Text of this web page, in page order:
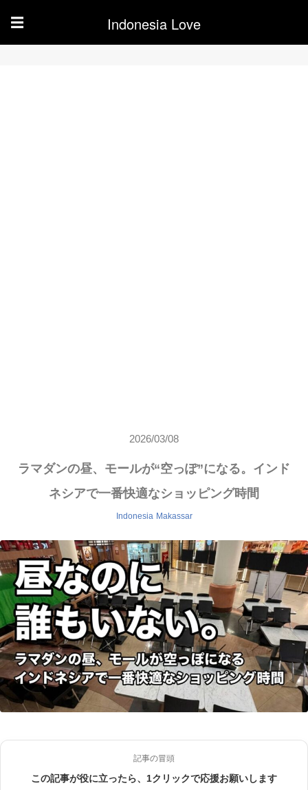
☰ Indonesia Love
2026/03/08
ラマダンの昼、モールが“空っぽ”になる。インド
ネシアで一番快適なショッピング時間
Indonesia Makassar
記事の冒頭
この記事が役に立ったら、1クリックで応援お願いします